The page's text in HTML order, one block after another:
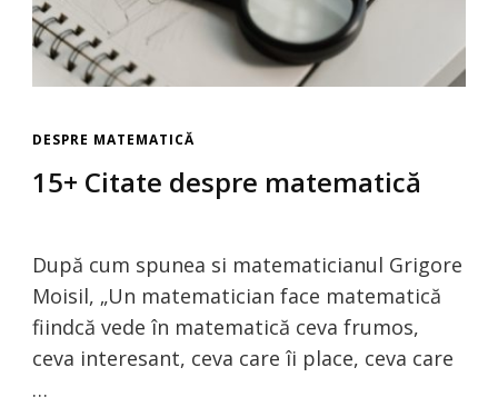
DESPRE MATEMATICĂ
15+ Citate despre matematică
După cum spunea si matematicianul Grigore
Moisil, „Un matematician face matematică
fiindcă vede în matematică ceva frumos,
ceva interesant, ceva care îi place, ceva care
…